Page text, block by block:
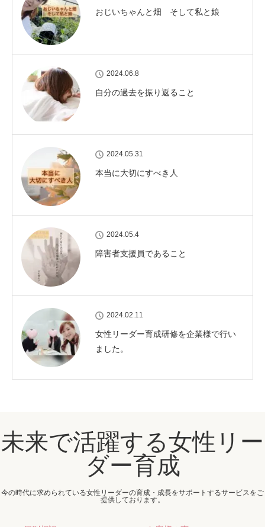
おじいちゃんと畑 そして私と娘
2024.06.8
自分の過去を振り返ること
2024.05.31
本当に大切にすべき人
2024.05.4
障害者支援員であること
2024.02.11
女性リーダー育成研修を企業様で行い
ました。
未来で活躍する女性リー
ダー育成
今の時代に求められている女性リーダーの育成・成長をサポートするサービスをご
提供しております。